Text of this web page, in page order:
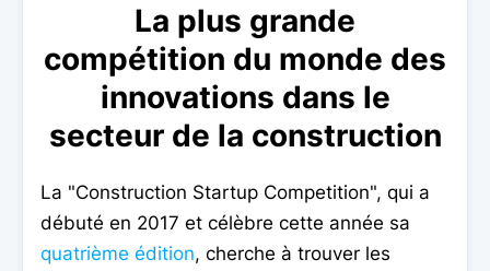
La plus grande
compétition du monde des
innovations dans le
secteur de la construction
La "Construction Startup Competition", qui a
débuté en 2017 et célèbre cette année sa
quatrième édition, cherche à trouver les